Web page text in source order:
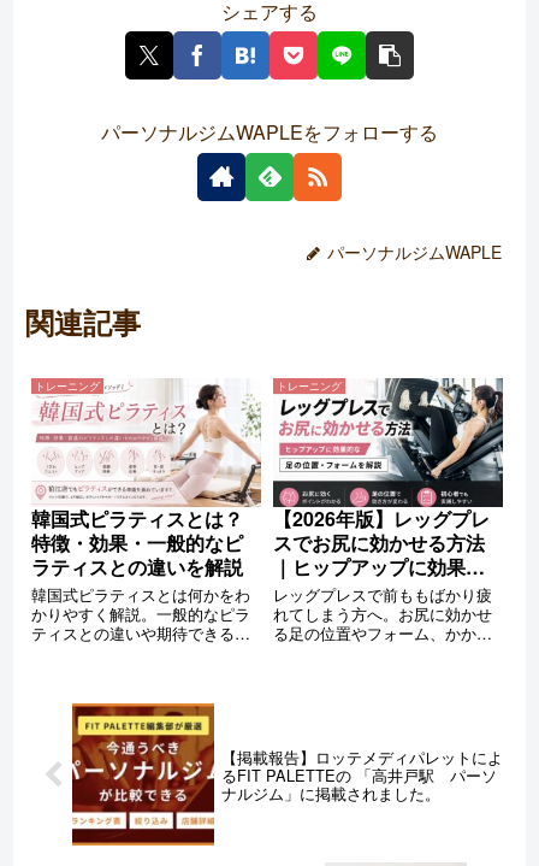
シェアする
パーソナルジムWAPLEをフォローする
パーソナルジムWAPLE
関連記事
トレーニング
韓国式ピラティスとは？
特徴・効果・一般的なピ
ラティスとの違いを解説
韓国式ピラティスとは何かをわ
かりやすく解説。一般的なピラ
ティスとの違いや期待できる効
に興味がある方もぜひ参考にし
てください。
トレーニング
【2026年版】レッグプレ
スでお尻に効かせる方法
｜ヒップアップに効果的
な足の位置・フォームを
解説
レッグプレスで前ももばかり疲
れてしまう方へ。お尻に効かせ
る足の位置やフォーム、かかと
【掲載報告】ロッテメディパレットによ
るFIT PALETTEの 「高井戸駅 パーソ
ナルジム」に掲載されました。